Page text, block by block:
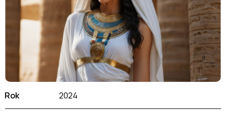
Rok 2024